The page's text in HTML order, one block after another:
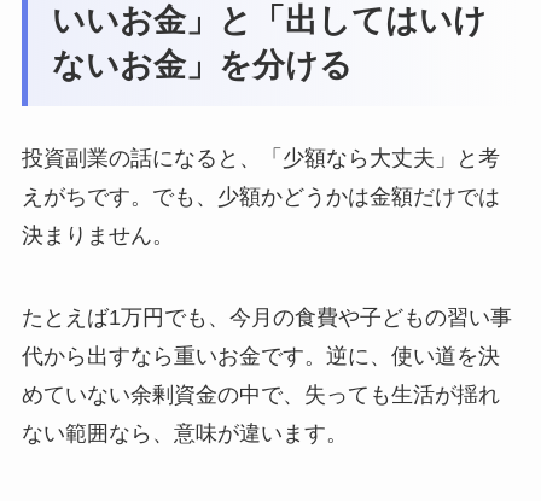
いいお金」と「出してはいけ
ないお金」を分ける
投資副業の話になると、「少額なら大丈夫」と考
えがちです。でも、少額かどうかは金額だけでは
決まりません。
たとえば1万円でも、今月の食費や子どもの習い事
代から出すなら重いお金です。逆に、使い道を決
めていない余剰資金の中で、失っても生活が揺れ
ない範囲なら、意味が違います。